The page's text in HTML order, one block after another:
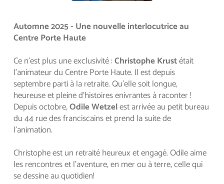
Automne 2025 - Une nouvelle interlocutrice au
Centre Porte Haute
Ce n’est plus une exclusivité : Christophe Krust était
l’animateur du Centre Porte Haute. Il est depuis
septembre parti à la retraite. Qu’elle soit longue,
heureuse et pleine d'histoires enivrantes à raconter !
Depuis octobre, Odile Wetzel est arrivée au petit bureau
du 44 rue des franciscains et prend la suite de
l’animation.
Christophe est un retraité heureux et engagé. Odile aime
les rencontres et l'aventure, en mer ou à terre, celle qui
se dessine au quotidien!